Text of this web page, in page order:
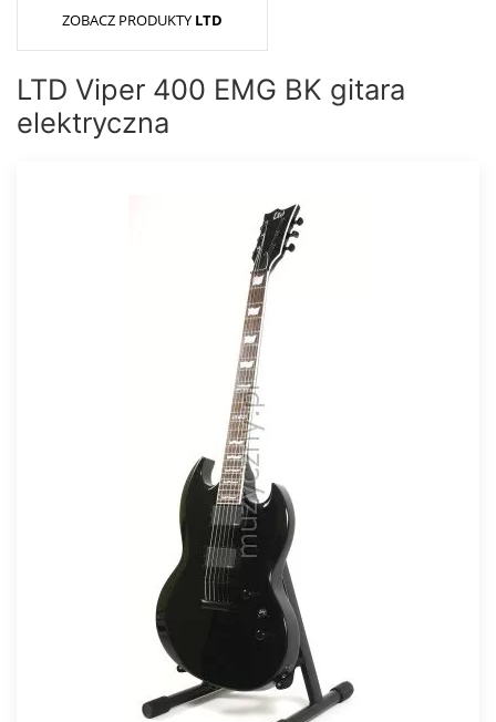
ZOBACZ PRODUKTY LTD
LTD Viper 400 EMG BK gitara
elektryczna